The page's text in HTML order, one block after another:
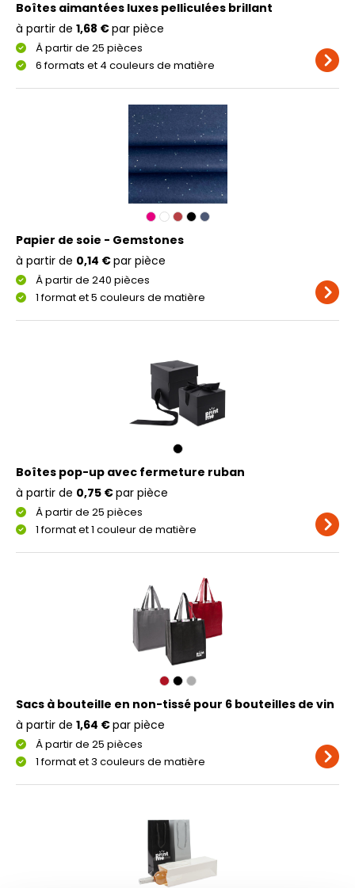
Boîtes aimantées luxes pelliculées brillant
À partir de 25 pièces
6 formats et 4 couleurs de matière
à partir de 1,68 €par pièce
Papier de soie - Gemstones
À partir de 240 pièces
1 format et 5 couleurs de matière
à partir de 0,14 €par pièce
Boîtes pop-up avec fermeture ruban
À partir de 25 pièces
1 format et 1 couleur de matière
à partir de 0,75 €par pièce
Sacs à bouteille en non-tissé pour 6 bouteilles de vin
À partir de 25 pièces
1 format et 3 couleurs de matière
à partir de 1,64 €par pièce